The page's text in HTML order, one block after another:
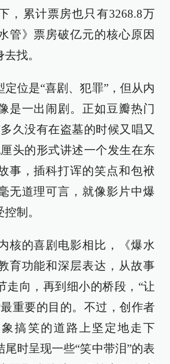
，累计票房也只有3268.8万
管》票房破亿元的核心原因
找。
定位是“喜剧、犯罪”，但从内
是一出闹剧。正如豆瓣热门
久没有在盗墓的时候又唱又
头的形式讲述一个发生在东
事，插科打诨的笑点和包袱
无道理可言，就像影片中爆
制。
核的喜剧电影相比，《爆水
育功能和深层表达，从故事
走向，再到细小的桥段，“让
重要的目的。不过，创作者
搞笑的道路上坚定地走下
时呈现一些“笑中带泪”的表